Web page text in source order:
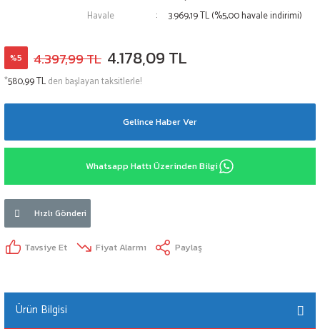
Havale
3.969,19 TL (%5,00 havale indirimi)
%5 4.397,99 TL 4.178,09 TL
*580,99 TLden başlayan taksitlerle!
Gelince Haber Ver
Whatsapp Hattı Üzerinden Bilgi
Hızlı Gönderi
Tavsiye Et Fiyat Alarmı Paylaş
Ürün Bilgisi